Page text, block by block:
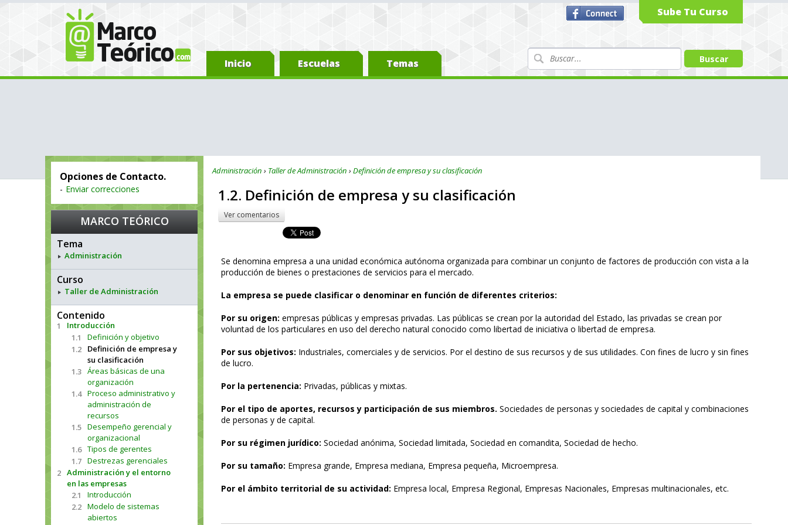
Inicio Escuelas Temas
Sube Tu Curso
Opciones de Contacto.
- Enviar correcciones
MARCO TEÓRICO
Tema
Administración
Curso
Taller de Administración
Contenido
1
Introducción
1.1
Definición y objetivo
1.2
Definición de empresa y
su clasificación
1.3 Áreas básicas de una
organización
1.4 Proceso administrativo y
administración de
recursos
1.5 Desempeño gerencial y
organizacional
1.6 Tipos de gerentes
1.7 Destrezas gerenciales
2 Administración y el entorno
en las empresas
2.1
Introducción
2.2 Modelo de sistemas
abiertos
Administración Taller de Administración Definición de empresa y su clasificación
1.2. Definición de empresa y su clasificación
Ver comentarios
Se denomina empresa a una unidad económica autónoma organizada para combinar un conjunto de factores de producción con vista a la
producción de bienes o prestaciones de servicios para el mercado.
La empresa se puede clasificar o denominar en función de diferentes criterios:
Por su origen: empresas públicas y empresas privadas. Las públicas se crean por la autoridad del Estado, las privadas se crean por
voluntad de los particulares en uso del derecho natural conocido como libertad de iniciativa o libertad de empresa.
Por sus objetivos: Industriales, comerciales y de servicios. Por el destino de sus recursos y de sus utilidades. Con fines de lucro y sin fines
de lucro.
Por la pertenencia: Privadas, públicas y mixtas.
Por el tipo de aportes, recursos y participación de sus miembros. Sociedades de personas y sociedades de capital y combinaciones
de personas y de capital.
Por su régimen jurídico: Sociedad anónima, Sociedad limitada, Sociedad en comandita, Sociedad de hecho.
Por su tamaño: Empresa grande, Empresa mediana, Empresa pequeña, Microempresa.
Por el ámbito territorial de su actividad: Empresa local, Empresa Regional, Empresas Nacionales, Empresas multinacionales, etc.